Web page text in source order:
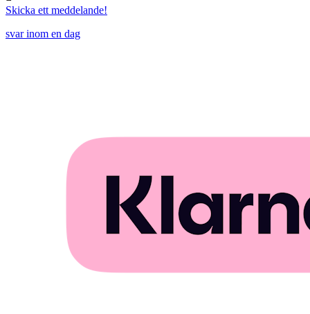
Skicka ett meddelande!
svar inom en dag